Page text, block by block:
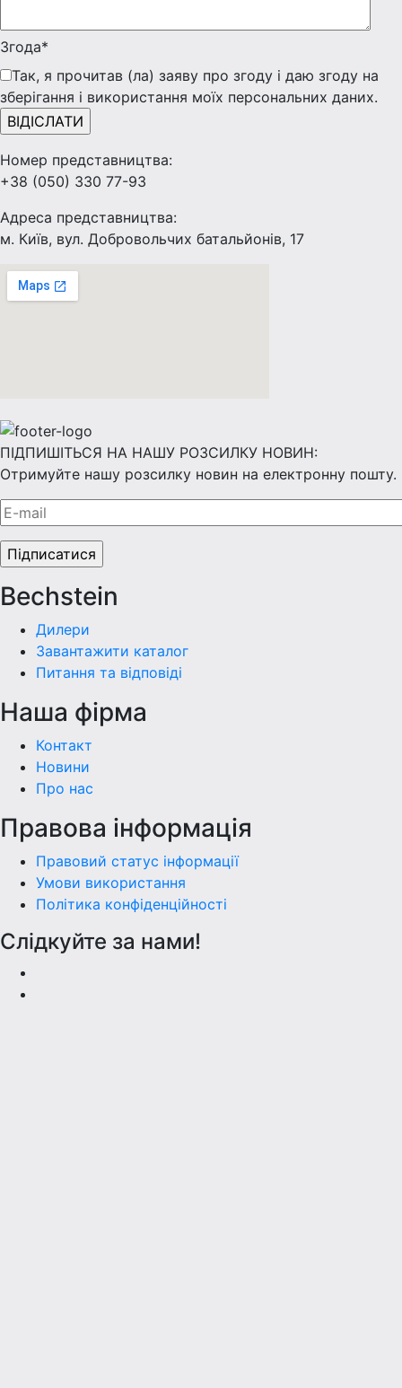
Згода*
Так, я прочитав (ла) заяву про згоду і даю згоду на
зберігання і використання моїх персональних даних.
Номер представництва:
+38 (050) 330 77-93
Адреса представництва:
м. Київ, вул. Добровольчих батальйонів, 17
ПІДПИШІТЬСЯ НА НАШУ РОЗСИЛКУ НОВИН:
Отримуйте нашу розсилку новин на електронну пошту.
Bechstein
Дилери
Завантажити каталог
Питання та відповіді
Наша фiрма
Контакт
Новини
Про нас
Правова інформація
Правовий статус інформації
Умови використання
Політика конфіденційності
Слідкуйте за нами!